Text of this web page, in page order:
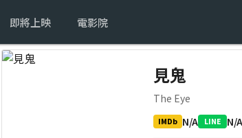
即將上映 電影院
見鬼
The Eye
IMDb N/A LINE N/A